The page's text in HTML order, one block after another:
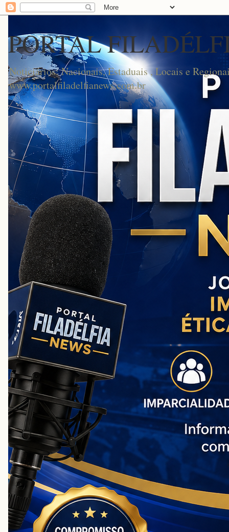
PORTAL
Noticiários: Nacionais, Estaduais , Locais e
www.portalfiladelfianews.com.br